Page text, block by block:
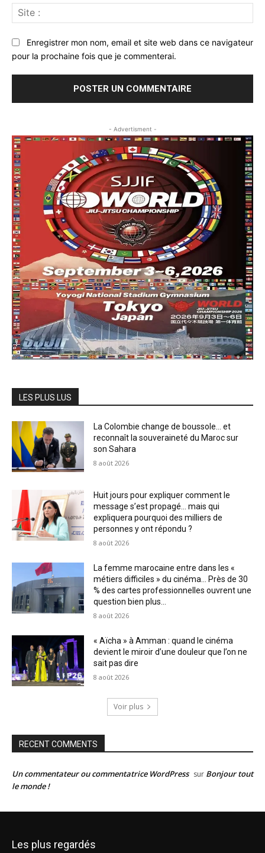
:
Enregistrer mon nom, email et site web dans ce navigateur
pour la prochaine fois que je commenterai.
- Advertisment -
LES PLUS LUS
La Colombie change de boussole… et
reconnaît la souveraineté du Maroc sur
son Sahara
8 août 2026
Huit jours pour expliquer comment le
message s’est propagé… mais qui
expliquera pourquoi des milliers de
personnes y ont répondu ?
8 août 2026
La femme marocaine entre dans les «
métiers difficiles » du cinéma… Près de 30
% des cartes professionnelles ouvrent une
question bien plus...
8 août 2026
« Aïcha » à Amman : quand le cinéma
devient le miroir d’une douleur que l’on ne
sait pas dire
8 août 2026
Voir plus
RECENT COMMENTS
Un commentateur ou commentatrice WordPress sur Bonjour tout
le monde !
Les plus regardés